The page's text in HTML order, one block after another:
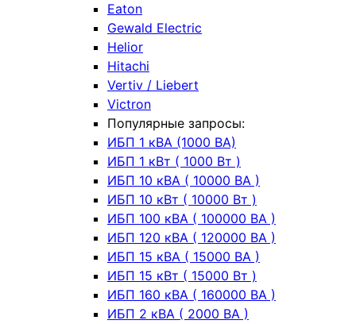
Eaton
Gewald Electric
Helior
Hitachi
Vertiv / Liebert
Victron
Популярные запросы:
ИБП 1 кВА (1000 ВА)
ИБП 1 кВт ( 1000 Вт )
ИБП 10 кВА ( 10000 ВА )
ИБП 10 кВт ( 10000 Вт )
ИБП 100 кВА ( 100000 ВА )
ИБП 120 кВА ( 120000 ВА )
ИБП 15 кВА ( 15000 ВА )
ИБП 15 кВт ( 15000 Вт )
ИБП 160 кВА ( 160000 ВА )
ИБП 2 кВА ( 2000 ВА )